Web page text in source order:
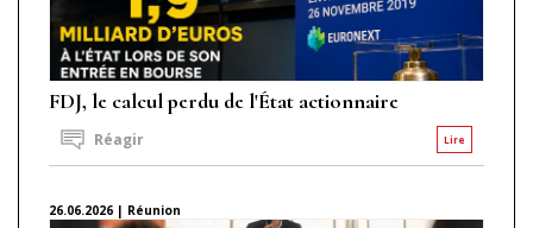
FDJ, le calcul perdu de l'État actionnaire
Lire
Réagir
26.06.2026 | Réunion